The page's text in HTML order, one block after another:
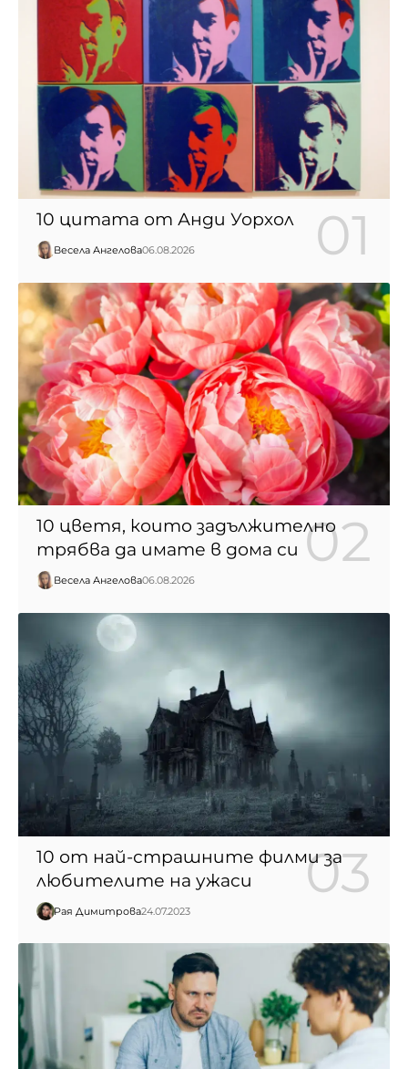
10 цитата от Анди Уорхол
Весела Ангелова06.08.2026
10 цветя, които задължително
трябва да имате в дома си
Весела Ангелова06.08.2026
10 от най-страшните филми за
любителите на ужаси
Рая Димитрова24.07.2023